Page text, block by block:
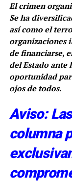
El crimen
Se ha
así como el
organizaciones
de financiarse,
del Estado ante
oportunidad
ojos de todos.
Aviso:
columna